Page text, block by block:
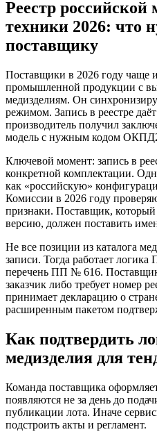
Реестр российской
техники 2026: что
поставщику
Поставщики в 2026 году чаще
промышленной продукции с
медизделиям. Он
режимом. Запись в реестре
производитель получил
модель с нужным кодом
Ключевой момент: запись в
конкретной комплектации.
как «российскую»
Комиссии в 2026 году
признаки. Поставщик, который
версию, должен поставить
Не все позиции из каталога
записи. Тогда работает
перечень ПП № 616.
заказчик либо требует номер
принимает декларацию о
расширенным пакетом
Как подтвердить
медизделия для
Команда поставщика
появляются не за день до
публикации лота. Иначе
подстроить акты и регламент.